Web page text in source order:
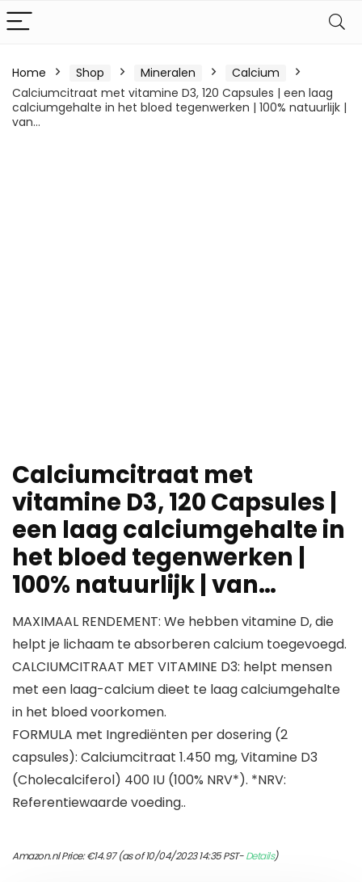
Home Shop Mineralen
Calcium
Calciumcitraat met vitamine D3, 120 Capsules | een laag
calciumgehalte in het bloed tegenwerken | 100% natuurlijk |
van…
Calciumcitraat met
vitamine D3, 120 Capsules |
een laag calciumgehalte in
het bloed tegenwerken |
100% natuurlijk | van…
MAXIMAAL RENDEMENT: We hebben vitamine D, die
helpt je lichaam te absorberen calcium toegevoegd.
CALCIUMCITRAAT MET VITAMINE D3: helpt mensen
met een laag-calcium dieet te laag calciumgehalte
in het bloed voorkomen.
FORMULA met Ingrediënten per dosering (2
capsules): Calciumcitraat 1.450 mg, Vitamine D3
(Cholecalciferol) 400 IU (100% NRV*). *NRV:
Referentiewaarde voeding..
Amazon.nl Price:€14.97(as of 10/04/2023 14:35 PST-Details)